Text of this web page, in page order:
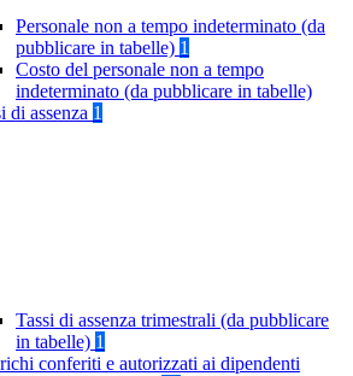
Personale non a tempo indeterminato (da
pubblicare in tabelle) 1
Costo del personale non a tempo
indeterminato (da pubblicare in tabelle)
di assenza 1
Tassi di assenza trimestrali (da pubblicare
in tabelle) 1
conferiti e autorizzati ai dipendenti